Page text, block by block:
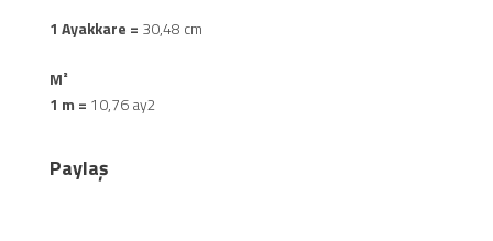
1 Ayakkare = 30,48 cm
M²
1 m = 10,76 ay2
Paylaş